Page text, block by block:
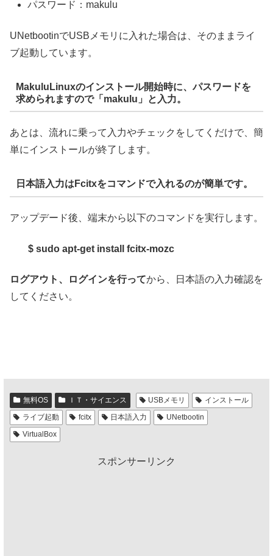
パスワード：makulu
UNetbootinでUSBメモリに入れた場合は、そのままライ
ブ起動しています。
MakuluLinuxのインストール開始時に、パスワードを
求められますので「makulu」と入力。
あとは、流れに乗って入力やチェックをしてくだけで、簡
単にインストールが終了します。
日本語入力はFcitxをコマンドで入れるのが簡単です。
アップデード後、端末から以下のコマンドを実行します。
$ sudo apt-get install fcitx-mozc
ログアウト、ログインを行ってから、日本語の入力確認を
してください。
無料OS ＩＴ・サイエンス USBメモリ
インストール
ライブ起動
fcitx 日本語入力
UNetbootin
VirtualBox
スポンサーリンク